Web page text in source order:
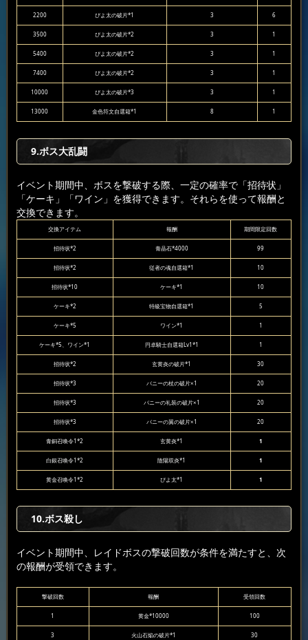
2200 ぴよ太の破片*1 3 6
3500 ぴよ太の破片*2 3 1
5400 ぴよ太の破片*2 3 1
7400 ぴよ太の破片*2 3 1
10000 ぴよ太の破片*3 3 1
13000 金色符文自選箱*1 8 1
9.ボス大乱闘
イベント期間中、ボスを撃破する際、一定の確率で「招待状」
「ケーキ」「ワイン」を獲得できます。それらを使って報酬と
交換できます。
交換アイテム 報酬 期間限定回数
招待状*2 青晶石*4000 99
招待状*2 従者の魂自選箱*1 10
招待状*10 ケーキ*1 10
ケーキ*2 特級宝物自選箱*1 5
ケーキ*5 ワイン*1 1
ケーキ*5、ワイン*1 円卓騎士自選箱Lv1*1 1
招待状*2 玄黄炎の破片*1 30
招待状*3 バニーの杖の破片×1 20
招待状*3 バニーの礼装の破片×1 20
招待状*3 バニーの翼の破片×1 20
青銅召喚令1*2 玄黄炎*1 1
白銀召喚令1*2 陰陽双炎*1 1
黄金召喚令1*2 ぴよ太*1 1
10.ボス殺し
イベント期間中、レイドボスの撃破回数が条件を満たすと、次
の報酬が受領できます。
撃破回数 報酬 受領回数
1 黄金*10000 100
3 火山石焔の破片*1 30